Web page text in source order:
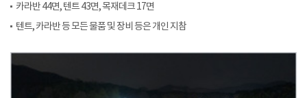
카라반 44면, 텐트 43면, 목재데크 17면
텐트, 카라반 등 모든 물품 및 장비 등은 개인 지참